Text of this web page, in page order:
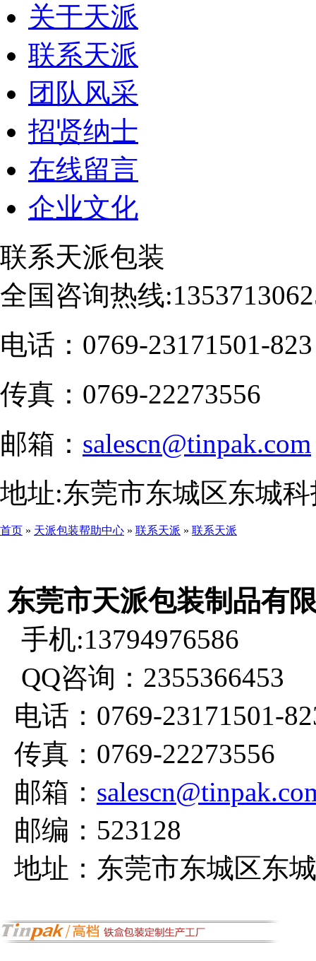
关于天派
联系天派
团队风采
招贤纳士
在线留言
企业文化
联系天派包装
全国咨询热线:
电话：0769-23171501-823
传真：0769-22273556
邮箱： salescn@tinpak.com
地址:东莞市东城区东城
首页 » 天派包装帮助中心 » 联系天派 » 联系天派
东莞市天派包装制品有
手机:13794976586
QQ咨询：2355366453
电话：0769-23171501-
传真：0769-22273556
邮箱：
邮编：523128
地址：东莞市东城区东